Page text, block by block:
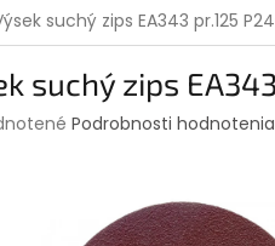
suchý zips EA343 pr.125
suchý zips
Podrobnosti hodnotenia